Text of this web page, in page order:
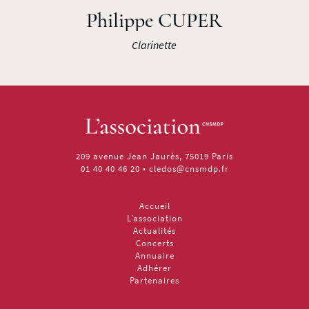
Philippe CUPER
Clarinette
209 avenue Jean Jaurès, 75019 Paris
01 40 40 46 20 • cledos@cnsmdp.fr
Accueil
L’association
Actualités
Concerts
Annuaire
Adhérer
Partenaires